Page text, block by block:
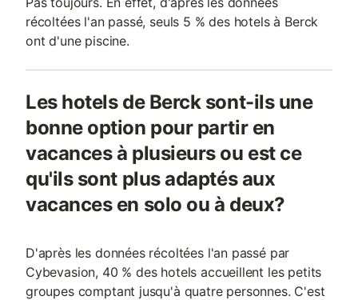
récoltées l'an passé, seuls 5 % des hotels à Berck
ont d'une piscine.
Les hotels de Berck sont-ils une
bonne option pour partir en
vacances à plusieurs ou est ce
qu'ils sont plus adaptés aux
vacances en solo ou à deux?
D'après les données récoltées l'an passé par
Cybevasion, 40 % des hotels accueillent les petits
groupes comptant jusqu'à quatre personnes. C'est